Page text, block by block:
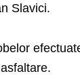
Slavici.